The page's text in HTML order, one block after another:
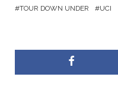
TOUR DOWN UNDER
UCI